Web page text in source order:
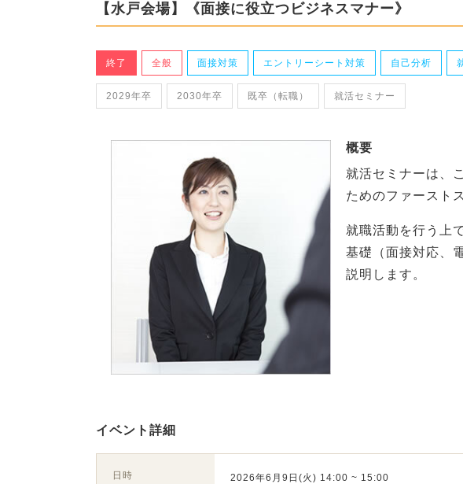
【水戸会場】《面接に役立つビジネスマナー》
終了 全般 面接対策 エントリーシート対策 自己分析
2029年卒 2030年卒 既卒（転職） 就活セミナー
概要
就活セミナーは、
ためのファースト
就職活動を行う上
基礎（面接対応、
説明します。
イベント詳細
日時 2026年6月9日(火) 14:00 ~ 15:00